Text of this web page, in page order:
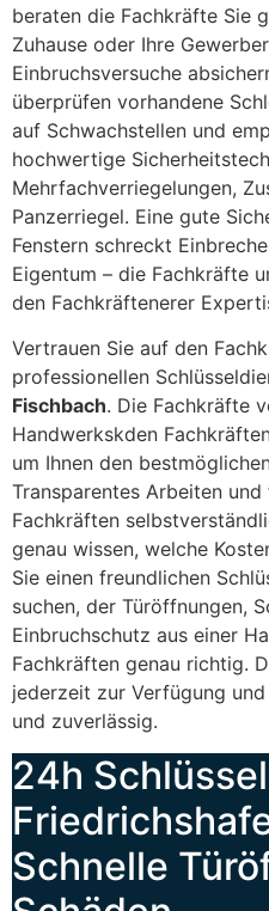
beraten die Fachkräfte Sie
Zuhause oder Ihre
Einbruchsversuche
überprüfen vorhandene
auf Schwachstellen und
hochwertige
Mehrfachverriegelungen,
Panzerriegel. Eine gute
Fenstern schreckt
Eigentum – die Fachkräfte
den Fachkräftenerer
Vertrauen Sie auf den
professionellen
Fischbach. Die Fachkräfte
Handwerkskden
um Ihnen den
Transparentes Arbeiten
Fachkräften
genau wissen, welche
Sie einen freundlichen
suchen, der Türöffnungen,
Einbruchschutz aus einer
Fachkräften genau richtig.
jederzeit zur Verfügung
und zuverlässig.
24h
Schnelle